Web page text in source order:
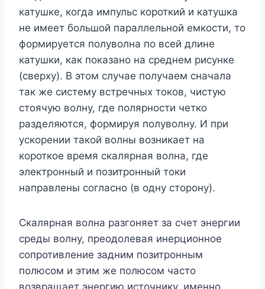
катушке, когда импульс короткий и катушка
не имеет большой параллельной емкости, то
формируется полуволна по всей длине
катушки, как показано на среднем рисунке
(сверху). В этом случае получаем сначала
так же систему встречных токов, чистую
стоячую волну, где полярности четко
разделяются, формируя полуволну. И при
ускорении такой волны возникает на
короткое время скалярная волна, где
электронный и позитронный токи
направлены согласно (в одну сторону).
Скалярная волна разгоняет за счет энергии
среды волну, преодолевая инерционное
сопротивление задним позитронным
полюсом и этим же полюсом часто
возвращает энергию источнику, именно